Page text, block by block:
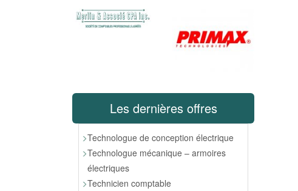
Les dernières offres
Technologue de conception électrique
Technologue mécanique – armoires
électriques
Technicien comptable